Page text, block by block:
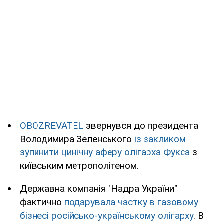
OBOZREVATEL звернувся до президента
Володимира Зеленського із закликом
зупинити цинічну аферу олігарха Фукса з
київським метрополітеном.
Державна компанія "Надра України"
фактично подарувала частку в газовому
бізнесі російсько-українському олігарху. В